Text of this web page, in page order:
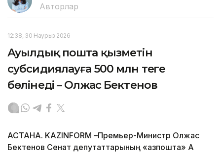
Авторлар
12:38, 30 Наурыз 2026
Ауылдық пошта қызметін
субсидиялауға 500 млн теңге
бөлінеді – Олжас Бектенов
АСТАНА. KAZINFORM –Премьер-Министр Олжас
Бектенов Сенат депутаттарының «Қазпошта» АҚ